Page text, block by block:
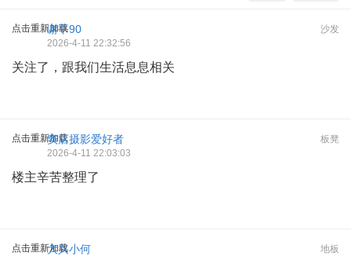
点击重新加载 沙发
谢平90
2026-4-11 22:32:56
关注了，跟我们生活息息相关
点击重新加载 板凳
窦店摄影爱好者
2026-4-11 22:03:03
楼主辛苦整理了
点击重新加载 地板
大兴小何